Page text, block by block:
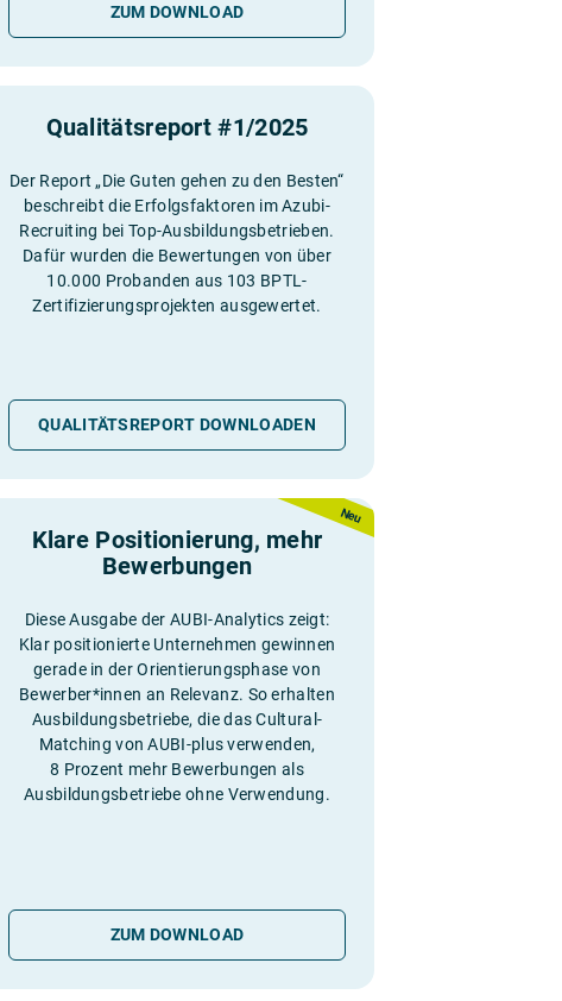
ZUM DOWNLOAD
Qualitätsreport #1/2025
Der Report „Die Guten gehen zu den Besten“
beschreibt die Erfolgsfaktoren im Azubi-
Recruiting bei Top-Ausbildungsbetrieben.
Dafür wurden die Bewertungen von über
10.000 Probanden aus 103 BPTL-
Zertifizierungsprojekten ausgewertet.
QUALITÄTSREPORT DOWNLOADEN
Neu
Klare Positionierung, mehr
Bewerbungen
Diese Ausgabe der AUBI-Analytics zeigt:
Klar positionierte Unternehmen gewinnen
gerade in der Orientierungsphase von
Bewerber*innen an Relevanz. So erhalten
Ausbildungsbetriebe, die das Cultural-
Matching von AUBI-plus verwenden,
8 Prozent mehr Bewerbungen als
Ausbildungsbetriebe ohne Verwendung.
ZUM DOWNLOAD